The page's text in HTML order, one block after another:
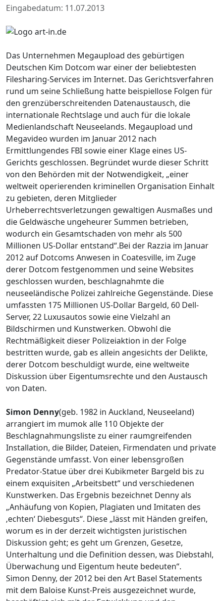
Eingabedatum: 11.07.2013
Das Unternehmen Megaupload des gebürtigen
Deutschen Kim Dotcom war einer der beliebtesten
Filesharing-Services im Internet. Das Gerichtsverfahren
rund um seine Schließung hatte beispiellose Folgen für
den grenzüberschreitenden Datenaustausch, die
internationale Rechtslage und auch für die lokale
Medienlandschaft Neuseelands. Megaupload und
Megavideo wurden im Januar 2012 nach
Ermittlungendes FBI sowie einer Klage eines US-
Gerichts geschlossen. Begründet wurde dieser Schritt
von den Behörden mit der Notwendigkeit, „einer
weltweit operierenden kriminellen Organisation Einhalt
zu gebieten, deren Mitglieder
Urheberrechtsverletzungen gewaltigen Ausmaßes und
die Geldwäsche ungeheurer Summen betrieben,
wodurch ein Gesamtschaden von mehr als 500
Millionen US-Dollar entstand“.Bei der Razzia im Januar
2012 auf Dotcoms Anwesen in Coatesville, im Zuge
derer Dotcom festgenommen und seine Websites
geschlossen wurden, beschlagnahmte die
neuseeländische Polizei zahlreiche Gegenstände. Diese
umfassten 175 Millionen US-Dollar Bargeld, 60 Dell-
Server, 22 Luxusautos sowie eine Vielzahl an
Bildschirmen und Kunstwerken. Obwohl die
Rechtmäßigkeit dieser Polizeiaktion in der Folge
bestritten wurde, gab es allein angesichts der Delikte,
derer Dotcom beschuldigt wurde, eine weltweite
Diskussion über Eigentumsrechte und den Austausch
von Daten.
Simon Denny(geb. 1982 in Auckland, Neuseeland)
arrangiert im mumok alle 110 Objekte der
Beschlagnahmungsliste zu einer raumgreifenden
Installation, die Bilder, Dateien, Firmendaten und private
Gegenstände umfasst. Von einer lebensgroßen
Predator-Statue über drei Kubikmeter Bargeld bis zu
einem exquisiten „Arbeitsbett“ und verschiedenen
Kunstwerken. Das Ergebnis bezeichnet Denny als
„Anhäufung von Kopien, Plagiaten und Imitaten des
‚echten‘ Diebesguts“. Diese „lässt mit Händen greifen,
worum es in der derzeit wichtigsten juristischen
Diskussion geht; es geht um Grenzen, Gesetze,
Unterhaltung und die Definition dessen, was Diebstahl,
Überwachung und Eigentum heute bedeuten“.
Simon Denny, der 2012 bei den Art Basel Statements
mit dem Baloise Kunst-Preis ausgezeichnet wurde,